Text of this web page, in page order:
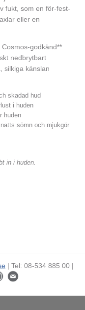
fukt, som en för-fest-
eller en
godkänd**
nedbrytbart
silkiga känslan
skadad hud
i huden
huden
sömn och mjukgör
in i huden.
| Tel: 08-534 885 00 |